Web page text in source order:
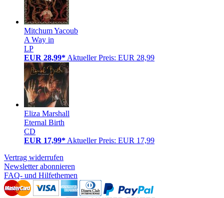
Mitchum Yacoub
A Way in
LP
EUR 28,99* Aktueller Preis: EUR 28,99
Eliza Marshall
Eternal Birth
CD
EUR 17,99* Aktueller Preis: EUR 17,99
Vertrag widerrufen
Newsletter abonnieren
FAQ- und Hilfethemen